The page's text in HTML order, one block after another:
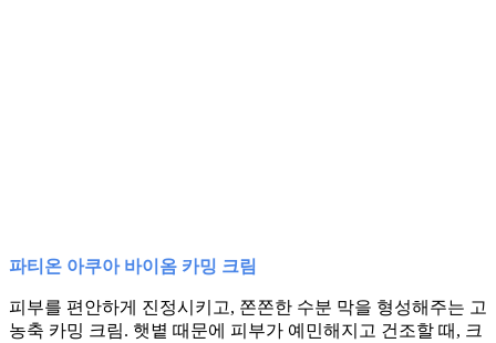
파티온 아쿠아 바이옴 카밍 크림
피부를 편안하게 진정시키고, 쫀쫀한 수분 막을 형성해주는 고
농축 카밍 크림. 햇볕 때문에 피부가 예민해지고 건조할 때, 크